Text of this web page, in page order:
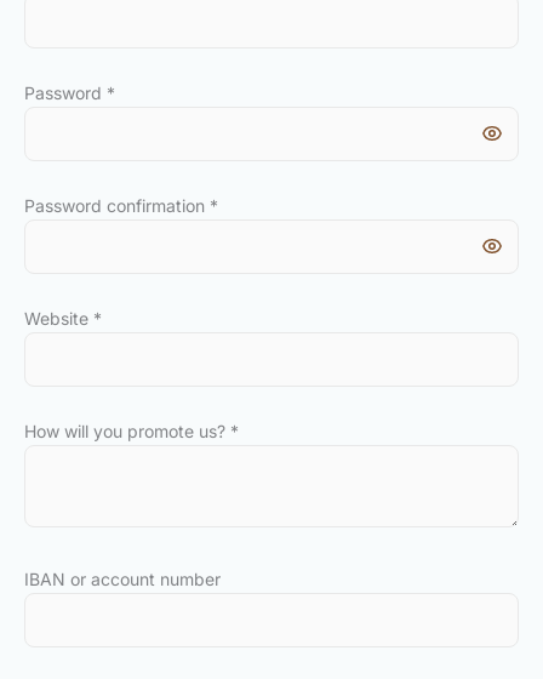
Password *
Password confirmation *
Website *
How will you promote us? *
IBAN or account number